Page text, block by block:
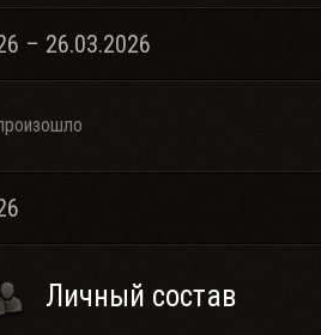
– 26.03.2026
Личный состав